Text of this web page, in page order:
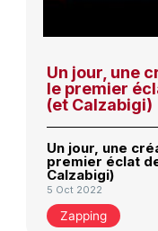
Un jour, une
le premier
(et Calzabigi)
Un jour, une
premier éclat
Calzabigi)
5 Oct 2022
Zapping